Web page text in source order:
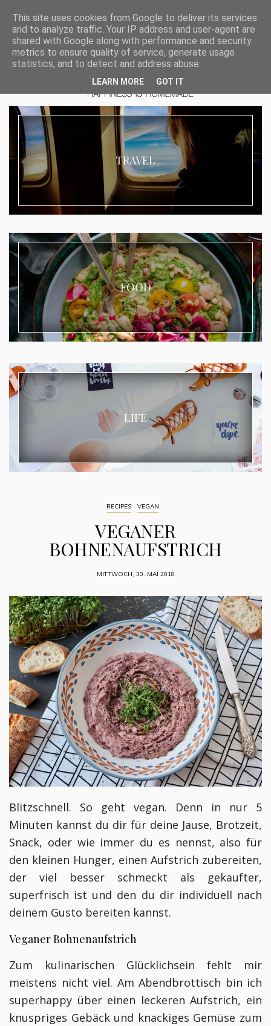
TRAVEL
FOOD
LIFE
RECIPES VEGAN
VEGANER
BOHNENAUFSTRICH
MITTWOCH, 30. MAI 2018
Blitzschnell. So geht vegan. Denn in nur 5
Minuten kannst du dir für deine Jause, Brotzeit,
Snack, oder wie immer du es nennst, also für
den kleinen Hunger, einen Aufstrich zubereiten,
der viel besser schmeckt als gekaufter,
superfrisch ist und den du dir individuell nach
deinem Gusto bereiten kannst.
Veganer Bohnenaufstrich
Zum kulinarischen Glücklichsein fehlt mir
meistens nicht viel. Am Abendbrottisch bin ich
superhappy über einen leckeren Aufstrich, ein
knuspriges Gebäck und knackiges Gemüse zum
This site uses cookies from Google to deliver its services
and to analyze traffic. Your IP address and user-agent are
shared with Google along with performance and security
metrics to ensure quality of service, generate usage
statistics, and to detect and address abuse.
LEARN MORE GOT IT